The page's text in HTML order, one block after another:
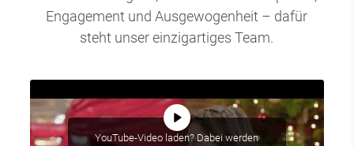
Engagement und Ausgewogenheit – dafür
steht unser einzigartiges Team.
YouTube-Video laden? Dabei werden